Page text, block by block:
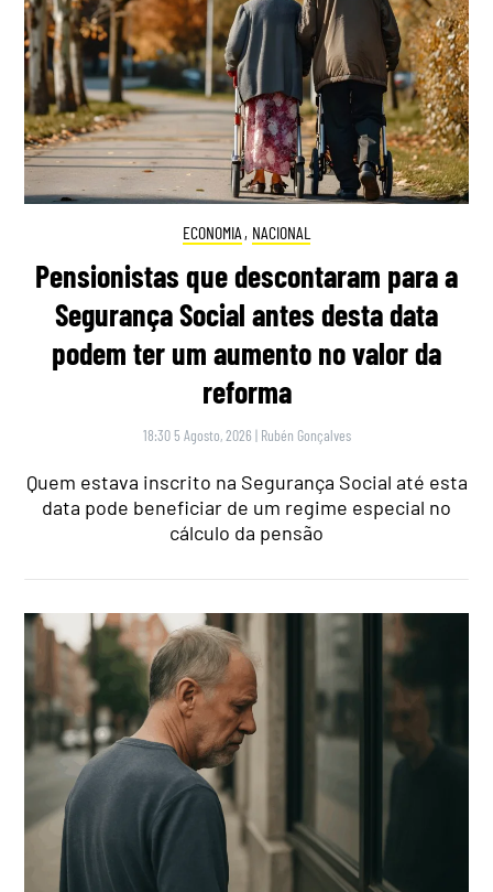
ECONOMIA , NACIONAL
Pensionistas que descontaram para a
Segurança Social antes desta data
podem ter um aumento no valor da
reforma
18:30 5 Agosto, 2026 | Rubén Gonçalves
Quem estava inscrito na Segurança Social até esta
data pode beneficiar de um regime especial no
cálculo da pensão